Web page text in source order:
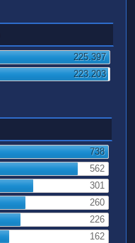
225.397
223.203
738
562
301
260
226
162